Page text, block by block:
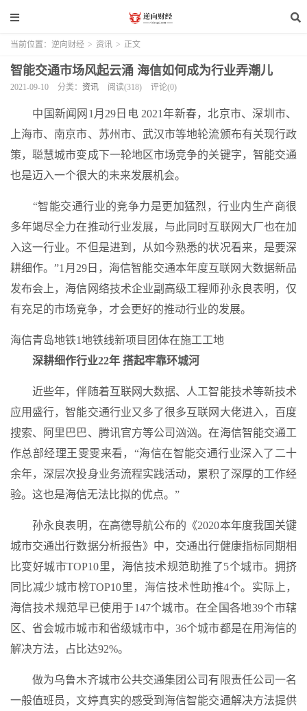
当前位置： 逆向财经 > 资讯 > 正文
智能交通市场风起云涌 海信如何成为行业弄潮儿
2021-09-10 分类： 资讯 阅读(318) 评论(0)
中国新闻网1月29日电 2021年新春，北京市、深圳市、
上海市、南京市、苏州市、武汉市等地轮流颁布有关现行政
策，聪慧城市变成下一轮地区市场竞争的关键字，智能交通
也是迈入一个很大的未来发展机会。
“智能交通行业的竞争力是更加猛烈，行业内生产商很
多年竭尽全力在推动行业发展，与此同时互联网大厂也在加
入这一行业。不但是进到，从如今熟悉的状况看来，是要深
耕细作。”1月29日，海信智能交通本年度互联网大数据新品
发布会上，海信网络技术企业副高级工程师孙永良表明，仅
有充足的市场竞争，才会更好的推动行业的发展。
海信青岛地铁1地铁线新项目团体在施工工地
深耕细作行业22年 搭起牢靠环城河
近些年，伴随着互联网大数据、人工智能技术等新技术
应用盛行，智能交通行业又多了很多互联网大佬进入，百度
搜索、阿里巴巴、腾讯官方等公司汹汹。在海信智能交通工
作总部经理王雯雯来看，“海信在智能交通行业深入了二十
余年，深层次投身业务流程实践活动，累积了深厚的工作经
验。这也是海信无法比拟的优点。”
孙永良表明，在高德导航公布的《2020本年度我国关键
城市交通出行数据分析报告》中，交通出行健康指标同期相
比变好城市TOP10里，海信技术规范助推了5个城市。拥挤
同比减少城市榜TOP10里，海信技术性助推4个。实际上，
海信技术规范早已使用于147个城市。在全国各地39个市辖
区、省会城市城市和省级城市中，36个城市都是在用海信的
解决方法，占比达92%。
做为乌鲁木齐城市公共交通集团公司有限责任公司一名
一般值班员，文婷真实的感受到海信智能交通解决方法提供